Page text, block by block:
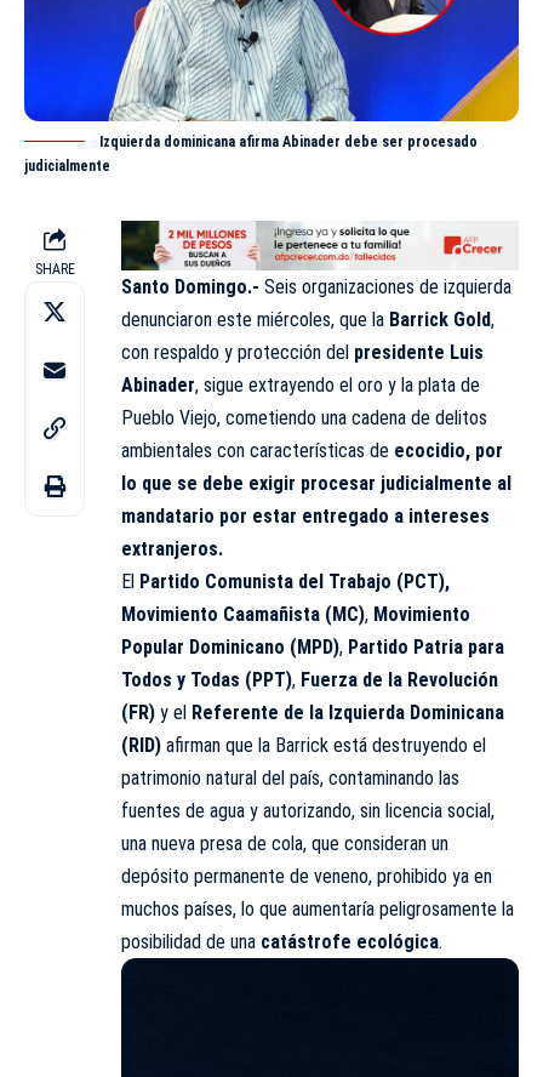
Izquierda dominicana afirma Abinader debe ser procesado
judicialmente
SHARE
Santo Domingo.- Seis organizaciones de izquierda
denunciaron este miércoles, que la Barrick Gold,
con respaldo y protección del presidente Luis
Abinader, sigue extrayendo el oro y la plata de
Pueblo Viejo, cometiendo una cadena de delitos
ambientales con características de ecocidio, por
lo que se debe exigir procesar judicialmente al
mandatario por estar entregado a intereses
extranjeros.
El Partido Comunista del Trabajo (PCT),
Movimiento Caamañista (MC), Movimiento
Popular Dominicano (MPD), Partido Patria para
Todos y Todas (PPT), Fuerza de la Revolución
(FR) y el Referente de la Izquierda Dominicana
(RID) afirman que la Barrick está destruyendo el
patrimonio natural del país, contaminando las
fuentes de agua y autorizando, sin licencia social,
una nueva presa de cola, que consideran un
depósito permanente de veneno, prohibido ya en
muchos países, lo que aumentaría peligrosamente la
posibilidad de una catástrofe ecológica.